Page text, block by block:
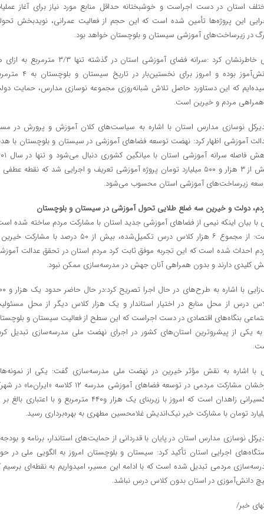
استان در دست اجراست و خوشبختانه حداقل منابع مورد نیاز برای آغاز
این پروژه‌ها تأمین شده است که این حجم از فعالیت عمرانی، نویدبخش
در زیرساخت‌های آموزشی سیستان و بلوچستان خواهد بود.
وی خاطرنشان کرد :سرانه فضای آموزشی استان در گذشته تنها ۳/۳ مترمربع
دانش‌آموز بوده و امروز برای نخستین‌بار در تاریخ
که این دستاورد حاصل تلاش شبانه‌روزی مجموعه نوسازی مدارس، حمایت
مردم و خیرین است.
نوسازی مدارس استان با اشاره به سیاست‌های کلان آموزش‌ و پرورش در
آموزشی اظهار کرد: نهضت توسعه فضاهای آموزشی در سیستان و بلوچستان با
کاهش فاصله سرانه آموزشی
بیش از ۳ هزار و ۵۰۰ میلیارد تومان پروژه آموزشی تعریف و اجرایی شد که نقطه
زیرساخت‌های آموزشی استان محسوب می‌شود.
دولت و خیرین سه ضلع طلایی تحول آموزشی در سیستان و بلوچستان
با بیان اینکه نیمی از فضاهای آموزشی جدید استان با مشارکت مردم ساخته شده
گفت: از مجموع ۶ هزار کلاس درس تکمیل‌شده، بیش از ۵۰ درصد با مشارکت
احداث شده است که این تجربه موفق ثابت کرد مردم استان در تحقق عدالت
کلیدی دارند و بدون همراهی آنان جهش در مدرسه‌سازی ممکن نبود.
لک‌زایی با اشاره به
درس از محل منابع در اختیار استاندار و یک هزار کلاس دیگر از محل
بنگاه‌های اقتصادی در دست اجراست که این سطح از فعالیت سیستان و
به یکی از پیشروترین استان‌های کشور در اجرای نهضت ملی مدرسه‌سازی تبدیل
با اشاره به نقش مؤثر خیرین در نهضت ملی مدرسه‌سازی گفت: یکی از
درخشان مشارکت مردمی در توسعه فضاهای آموزشی مدرسه ۱۲ کلاسه
تومان با مشارکت خیر نیک‌اندیش غلامحسین مطهری به بهره‌برداری رسید.
نوسازی مدارس استان در پایان با قدردانی از حمایت‌های استاندار، برنامه و
اجرایی استان تأکید کرد: سیستان و بلوچستان امروز به الگویی ملی در
مردمی تبدیل شده است که با ادامه این مسیر، امیدواریم به نقطه‌ای برسیم
دانش‌آموزی در استان بدون کلاس درس نباشد.
خبر/